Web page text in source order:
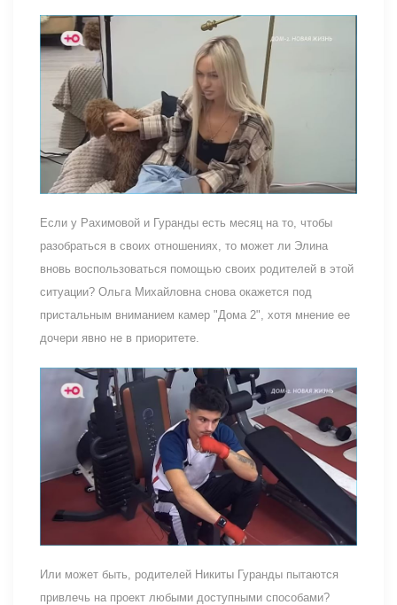
Если у Рахимовой и Гуранды есть месяц на то, чтобы
разобраться в своих отношениях, то может ли Элина
вновь воспользоваться помощью своих родителей в этой
ситуации? Ольга Михайловна снова окажется под
пристальным вниманием камер "Дома 2", хотя мнение ее
дочери явно не в приоритете.
Или может быть, родителей Никиты Гуранды пытаются
привлечь на проект любыми доступными способами?